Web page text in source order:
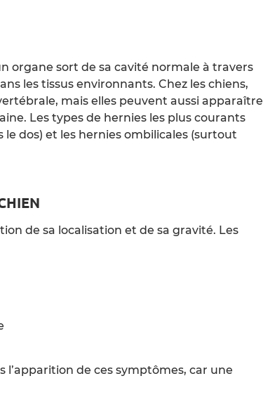
organe sort de sa cavité normale à travers
les tissus environnants. Chez les chiens,
mais elles peuvent aussi apparaître
Les types de hernies les plus courants
le dos) et les hernies ombilicales (surtout
de sa localisation et de sa gravité. Les
de ces symptômes, car une